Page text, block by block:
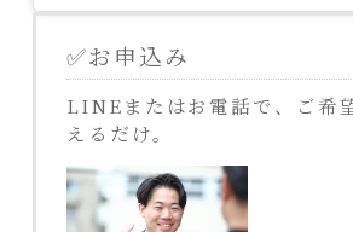
✅お申込み
LINEまたはお電話で、ご希
えるだけ。